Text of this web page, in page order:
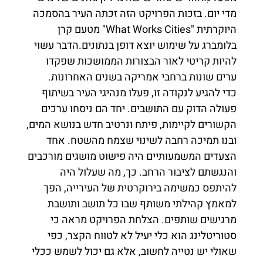
מדי יום. בזכות הפרויקט הזה זכתה העיר בהסמכה
היוקרתית "What Works Cities" מטעם קרן
בלומברג על שימוש יוצא דופן בנתונים.הדבר עשוי
להיות קריטי לאור הבצורות הממושכות שפקדו
ערים שונות ברחבי אמריקה בשנים האחרונות.
כדי להגיע לנקודה זו, פעלו מנהיגי העיר בשיתוף
פעולה הדוק עם התושבים. יחד הם ניסחו ערכים
הקשורים לקיימות, פיתח ונרטיב חדש בנושא המים,
ובנו תמיכה רחבה לשינוי שצמח מהשטח. אחד
הצעדים המשמעותיים היה פישוט מושגים מורכבים
והנגשתם לציבור הרחב. כך, מה שעלול היה
להיתפס כמשימה בירוקרטית של העירייה, הפך
למאמץ קהילתי משותף שבו כל תושב ותושבת
מרגישים שותפים. הצלחת הפרויקט מראה כי
סטוריטלינג הוא כלי יעיל לא לטווח הקצר, כפי
שאולי יש נטייה לחשוב, אלא גם יכול לשמש ככלי